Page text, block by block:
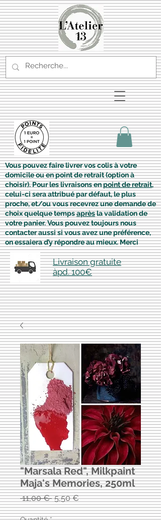
Vous pouvez faire livrer vos colis à votre
domicile ou en point de retrait (option à
choisir). Pour les livraisons enpoint de retrait,
celui-ci sera attribué par défaut, le plus
proche, et/ou vous recevrez une demande de
choix quelque tempsaprèsla validation de
votre panier. Vous pouvez toujours nous
contacter aussi si vous avez une préférence,
on essaiera d’y répondre au mieux. Merci
Livraison gratuite
àpd. 100€
"Marsala Red", Milkpaint
Maja's Memories, 250ml
11,00 € Prix
original
5,50 €Prix
promotionnel